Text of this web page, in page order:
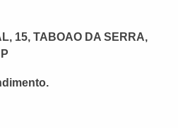
15, TABOAO DA SERRA,